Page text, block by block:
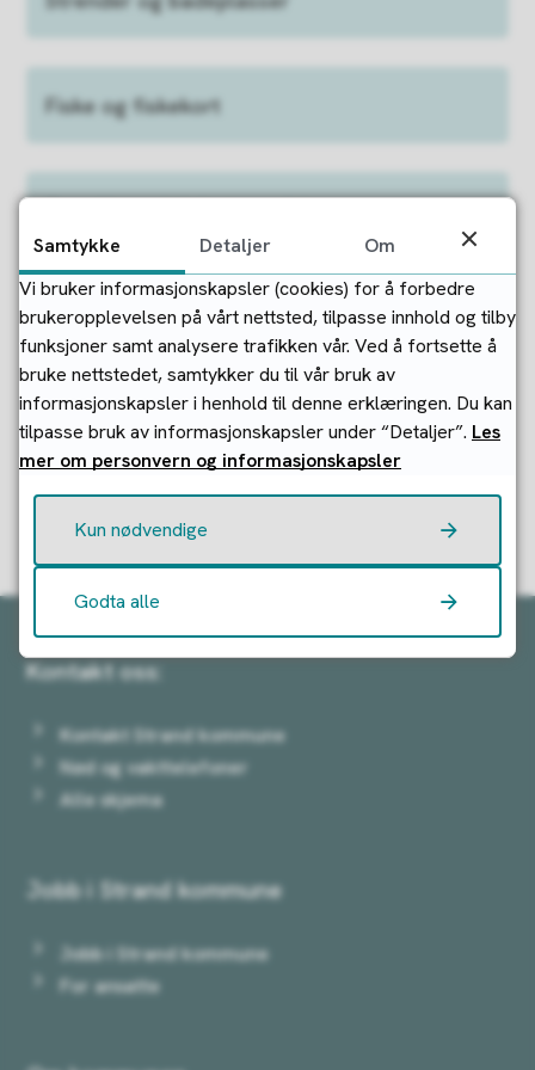
Fiske og fiskekort
Regler i naturen
Fant du det du lette etter?
Kontakt oss:
Kontakt Strand kommune
Nød og vakttelefoner
Alle skjema
Jobb i Strand kommune
Jobb i Strand kommune
For ansatte
Samtykke Detaljer
Om
Vi bruker informasjonskapsler (cookies) for å forbedre
brukeropplevelsen på vårt nettsted, tilpasse innhold og tilby
funksjoner samt analysere trafikken vår. Ved å fortsette å
bruke nettstedet, samtykker du til vår bruk av
informasjonskapsler i henhold til denne erklæringen. Du kan
tilpasse bruk av informasjonskapsler under “Detaljer”. Les
mer om personvern og informasjonskapsler
Kun nødvendige
Godta alle